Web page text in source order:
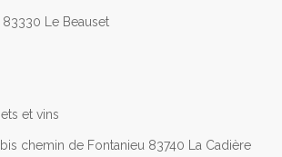
Le Beauset
et vins
chemin de Fontanieu 83740 La Cadière